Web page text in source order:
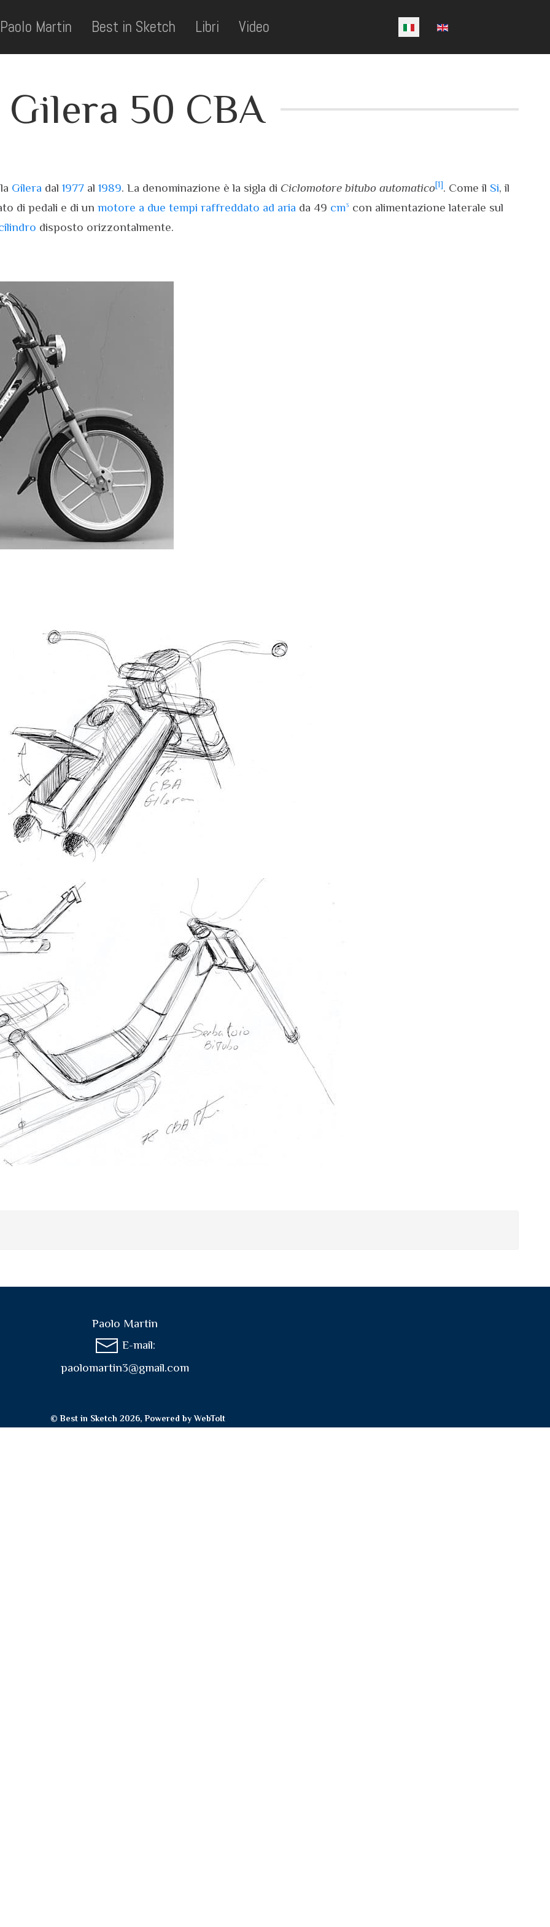
Paolo Martin Best in Sketch Libri Video Seleziona la tua lingua
Gilera 50 CBA
Gilera dal 1977al 1989. La denominazione è la sigla di Ciclomotore bitubo automatico[1]. Come il Si, il
di pedali e di un motore a due tempi raffreddato ad aria da 49 cm³ con alimentazione laterale sul
disposto orizzontalmente.
Paolo Martin
E-mail:
paolomartin3@gmail.com
© Best in Sketch 2026, Powered byWebToIt